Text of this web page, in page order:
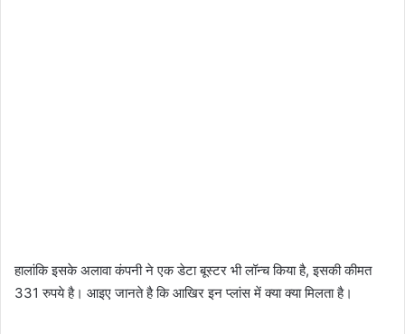
हालांकि इसके अलावा कंपनी ने एक डेटा बूस्टर भी लॉन्च किया है, इसकी कीमत
331 रुपये है। आइए जानते है कि आखिर इन प्लांस में क्या क्या मिलता है।